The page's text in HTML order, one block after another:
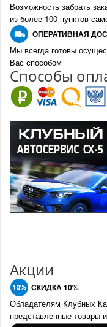
Возможность забрать
из более 100 пунктов
ОПЕРАТИВНАЯ
Мы всегда готовы
Вас способом
Способы
Акции
СКИДКА 10%
Обладателям Клубных
представленные товары